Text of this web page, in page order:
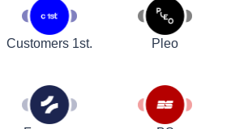
Customers 1st. Pleo